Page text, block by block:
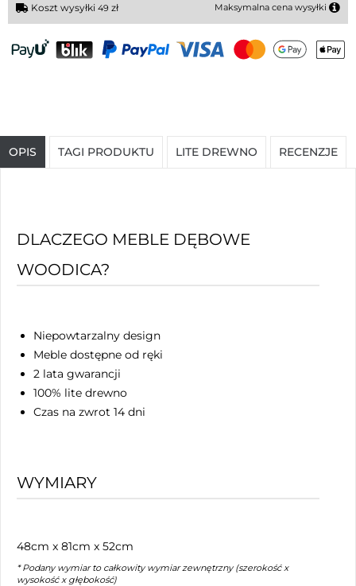
Koszt wysyłki 49 zł Maksymalna cena wysyłki
OPIS TAGI PRODUKTU LITE DREWNO RECENZJE
DLACZEGO MEBLE DĘBOWE
WOODICA?
Niepowtarzalny design
Meble dostępne od ręki
2 lata gwarancji
100% lite drewno
Czas na zwrot 14 dni
WYMIARY
48cm x 81cm x 52cm
* Podany wymiar to całkowity wymiar zewnętrzny (szerokość x
wysokość x głębokość)